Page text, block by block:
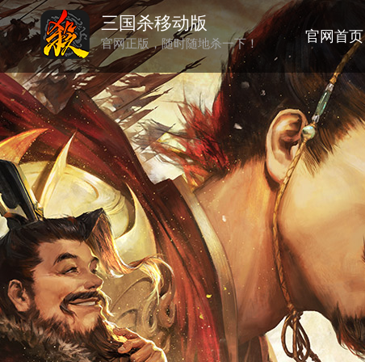
三国杀移动版
官网正版，随时随地杀一下！ 官网首页